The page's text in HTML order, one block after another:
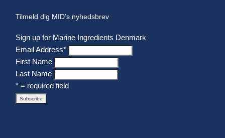
Tilmeld dig MID’s nyhedsbrev
Sign up for Marine Ingredients Denmark
Email Address*
First Name
Last Name
* = required field